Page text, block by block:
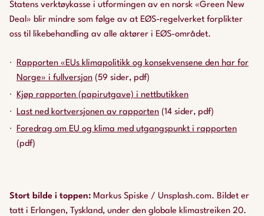
Statens verktøykasse i utformingen av en norsk «Green New
Deal» blir mindre som følge av at EØS-regelverket forplikter
oss til likebehandling av alle aktører i EØS-området.
Rapporten «EUs klimapolitikk og konsekvensene den har for
Norge» i fullversjon (59 sider, pdf)
Kjøp rapporten (papirutgave) i nettbutikken
Last ned kortversjonen av rapporten (14 sider, pdf)
Foredrag om EU og klima med utgangspunkt i rapporten
(pdf)
Stort bilde i toppen: Markus Spiske / Unsplash.com. Bildet er
tatt i Erlangen, Tyskland, under den globale klimastreiken 20.